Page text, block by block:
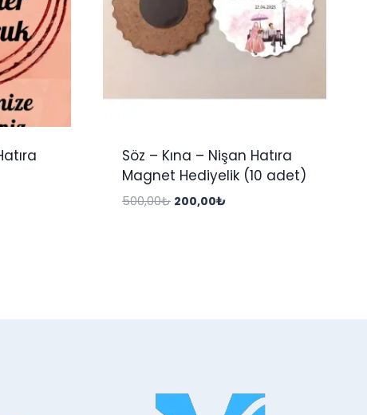
Söz – Kına – Nişan Hatıra
Magnet Hediyelik (10 adet)
500,00₺ Orijinal
200,00₺Şu